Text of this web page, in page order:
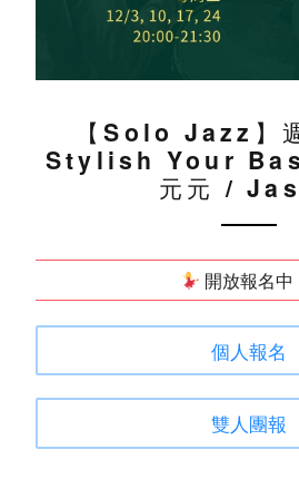
【Solo Jazz】
Stylish Your
元元 /
開放報名中
個人報名
雙人團報